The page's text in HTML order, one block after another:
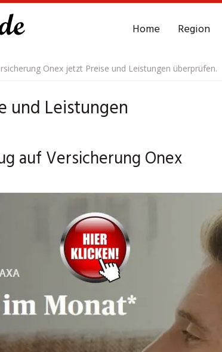
Home Region
Onex jetzt Preise und Leistungen überprüfen.
und Leistungen
auf Versicherung Onex